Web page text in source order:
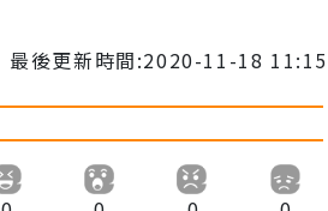
最後更新時間:2020-11-18 11:15